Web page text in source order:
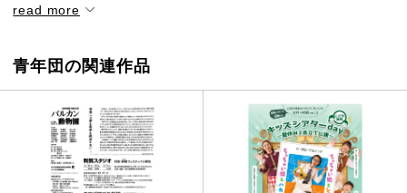
read more
青年団の関連作品